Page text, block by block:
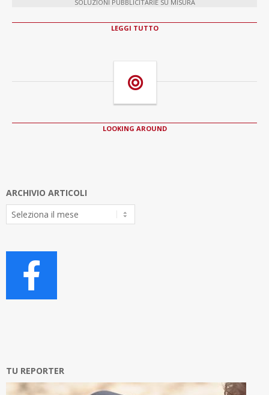
SOLUZIONI PUBBLICITARIE SU MISURA
LEGGI TUTTO
LOOKING AROUND
ARCHIVIO ARTICOLI
Archivio
Articoli
TU REPORTER